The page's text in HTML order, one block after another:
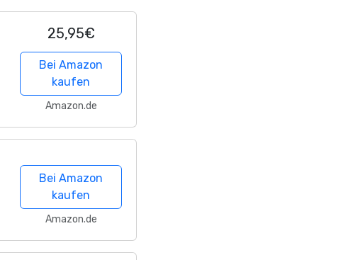
25,95€
Bei Amazon
kaufen
Amazon.de
Bei Amazon
kaufen
Amazon.de